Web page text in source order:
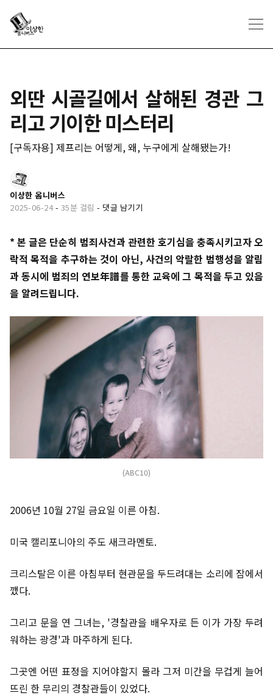
외딴 시골길에서 살해된 경관 그
리고 기이한 미스터리
[구독자용] 제프리는 어떻게, 왜, 누구에게 살해됐는가!
이상한 옴니버스
2025-06-24- 35분 걸림 - 댓글 남기기
* 본 글은 단순히 범죄사건과 관련한 호기심을 충족시키고자 오
락적 목적을 추구하는 것이 아닌, 사건의 악랄한 범행성을 알림
과 동시에 범죄의 연보年譜를 통한 교육에 그 목적을 두고 있음
을 알려드립니다.
(ABC10)
2006년 10월 27일 금요일 이른 아침.
미국 캘리포니아의 주도 새크라멘토.
크리스탈은 이른 아침부터 현관문을 두드려대는 소리에 잠에서
깼다.
그리고 문을 연 그녀는, '경찰관을 배우자로 든 이가 가장 두려
워하는 광경'과 마주하게 된다.
그곳엔 어떤 표정을 지어야할지 몰라 그저 미간을 무겁게 늘어
뜨린 한 무리의 경찰관들이 있었다.